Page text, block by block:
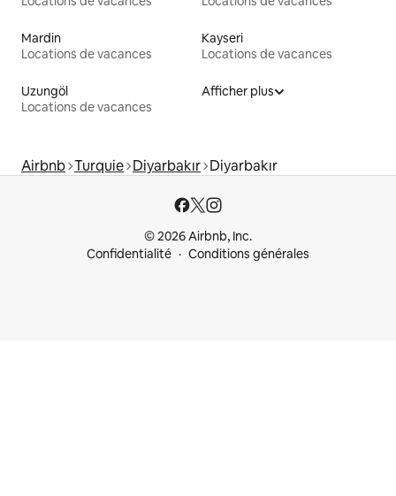
Mardin
Locations de vacances
Kayseri
Locations de vacances
Uzungöl
Locations de vacances
Afficher plus
Airbnb Turquie Diyarbakır Diyarbakır
© 2026 Airbnb, Inc.
Confidentialité
Conditions générales